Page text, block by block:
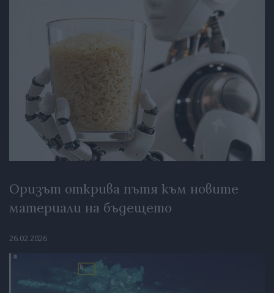
Оризът открива пътя към новите
материали на бъдещето
26.02.2026